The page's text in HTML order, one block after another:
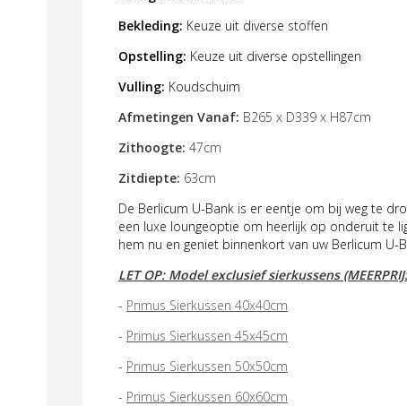
Bekleding: Keuze uit diverse stoffen
Opstelling: Keuze uit diverse opstellingen
Vulling: Koudschuim
Afmetingen Vanaf: B265 x D339 x H87cm
Zithoogte: 47cm
Zitdiepte: 63cm
De Berlicum U-Bank is er eentje om bij weg te
een luxe loungeoptie om heerlijk op onderuit te
hem nu en geniet binnenkort van uw Berlicum U-
LET OP: Model exclusief sierkussens
- Primus Sierkussen 40x40cm
- Primus Sierkussen 45x45cm
- Primus Sierkussen 50x50cm
- Primus Sierkussen 60x60cm